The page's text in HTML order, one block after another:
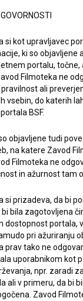
kulture
2670-787X
si kot upravljavec
ki so objavljene
portalu, točne,
Filmoteka ne
ali
vsebin, do katerih
BSF.
objavljene tudi
na katere Zavod
Filmoteka ne
in ažurnost tam
si prizadeva, da bi
bila zagotovljena
dostopnost portala,
pri ažuriranju
prav tako ne
uporabnikom kot
npr. zaradi
ali v primeru, da bi
Zavod